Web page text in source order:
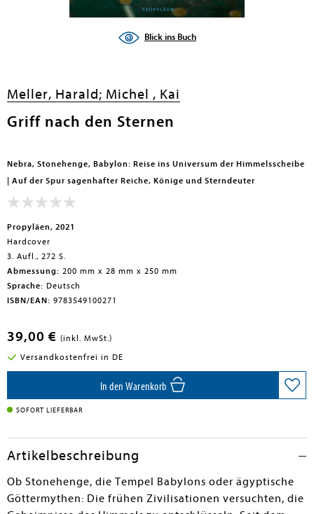
Blick ins Buch
Meller, Harald; Michel , Kai
Griff nach den Sternen
Nebra, Stonehenge, Babylon: Reise ins Universum der Himmelsscheibe
| Auf der Spur sagenhafter Reiche, Könige und Sterndeuter
Propyläen, 2021
Hardcover
3. Aufl., 272 S.
Abmessung: 200 mm x 28 mm x 250 mm
Sprache: Deutsch
ISBN/EAN: 9783549100271
39,00 € (inkl. MwSt.)
Versandkostenfrei in DE
In den Warenkorb
SOFORT LIEFERBAR
Artikelbeschreibung
Ob Stonehenge, die Tempel Babylons oder ägyptische
Göttermythen: Die frühen Zivilisationen versuchten, die